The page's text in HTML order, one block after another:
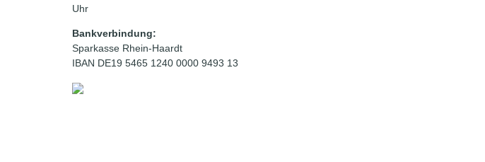
Uhr
Bankverbindung:
Sparkasse Rhein-Haardt
IBAN DE19 5465 1240 0000 9493 13